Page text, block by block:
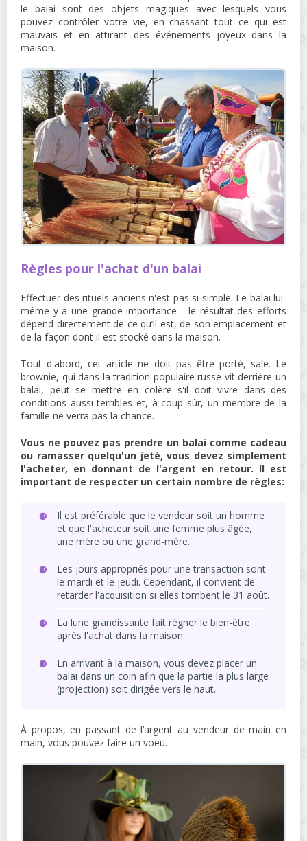
le balai sont des objets magiques avec lesquels vous
pouvez contrôler votre vie, en chassant tout ce qui est
mauvais et en attirant des événements joyeux dans la
maison.
Règles pour l'achat d'un balai
Effectuer des rituels anciens n'est pas si simple. Le balai lui-
même y a une grande importance - le résultat des efforts
dépend directement de ce qu’il est, de son emplacement et
de la façon dont il est stocké dans la maison.
Tout d'abord, cet article ne doit pas être porté, sale. Le
brownie, qui dans la tradition populaire russe vit derrière un
balai, peut se mettre en colère s'il doit vivre dans des
conditions aussi terribles et, à coup sûr, un membre de la
famille ne verra pas la chance.
Vous ne pouvez pas prendre un balai comme cadeau
ou ramasser quelqu'un jeté, vous devez simplement
l'acheter, en donnant de l'argent en retour. Il est
important de respecter un certain nombre de règles:
Il est préférable que le vendeur soit un homme
et que l'acheteur soit une femme plus âgée,
une mère ou une grand-mère.
Les jours appropriés pour une transaction sont
le mardi et le jeudi. Cependant, il convient de
retarder l'acquisition si elles tombent le 31 août.
La lune grandissante fait régner le bien-être
après l'achat dans la maison.
En arrivant à la maison, vous devez placer un
balai dans un coin afin que la partie la plus large
(projection) soit dirigée vers le haut.
À propos, en passant de l’argent au vendeur de main en
main, vous pouvez faire un voeu.